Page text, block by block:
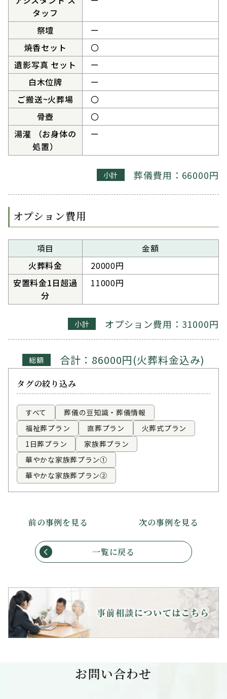
タッフ
祭壇
ー
焼香セット
〇
遺影写真 セット
ー
白木位牌
ー
ご搬送~火葬場
〇
骨壺
〇
湯灌 （お身体の
処置）
ー
小計 葬儀費用：66000円
オプション費用
項目
金額
火葬料金
20000円
安置料金1日超過
分
11000円
小計 オプション費用：31000円
総額 合計：86000円(火葬料金込み)
タグの絞り込み
すべて
葬儀の豆知識・葬儀情報
福祉葬プラン
直葬プラン
火葬式プラン
1日葬プラン
家族葬プラン
華やかな家族葬プラン①
華やかな家族葬プラン②
前の事例を見る
一覧に戻る
次の事例を見る
お問い合わせ